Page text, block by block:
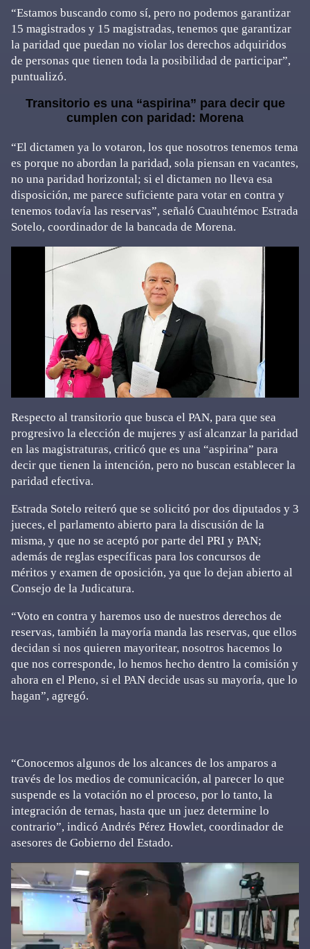
“Estamos buscando como sí, pero no podemos garantizar
15 magistrados y 15 magistradas, tenemos que garantizar
la paridad que puedan no violar los derechos adquiridos
de personas que tienen toda la posibilidad de participar”,
puntualizó.
Transitorio es una “aspirina” para decir que
cumplen con paridad: Morena
“El dictamen ya lo votaron, los que nosotros tenemos tema
es porque no abordan la paridad, sola piensan en vacantes,
no una paridad horizontal; si el dictamen no lleva esa
disposición, me parece suficiente para votar en contra y
tenemos todavía las reservas”, señaló Cuauhtémoc Estrada
Sotelo, coordinador de la bancada de Morena.
Respecto al transitorio que busca el PAN, para que sea
progresivo la elección de mujeres y así alcanzar la paridad
en las magistraturas, criticó que es una “aspirina” para
decir que tienen la intención, pero no buscan establecer la
paridad efectiva.
Estrada Sotelo reiteró que se solicitó por dos diputados y 3
jueces, el parlamento abierto para la discusión de la
misma, y que no se aceptó por parte del PRI y PAN;
además de reglas específicas para los concursos de
méritos y examen de oposición, ya que lo dejan abierto al
Consejo de la Judicatura.
“Voto en contra y haremos uso de nuestros derechos de
reservas, también la mayoría manda las reservas, que ellos
decidan si nos quieren mayoritear, nosotros hacemos lo
que nos corresponde, lo hemos hecho dentro la comisión y
ahora en el Pleno, si el PAN decide usas su mayoría, que lo
hagan”, agregó.
“Conocemos algunos de los alcances de los amparos a
través de los medios de comunicación, al parecer lo que
suspende es la votación no el proceso, por lo tanto, la
integración de ternas, hasta que un juez determine lo
contrario”, indicó Andrés Pérez Howlet, coordinador de
asesores de Gobierno del Estado.